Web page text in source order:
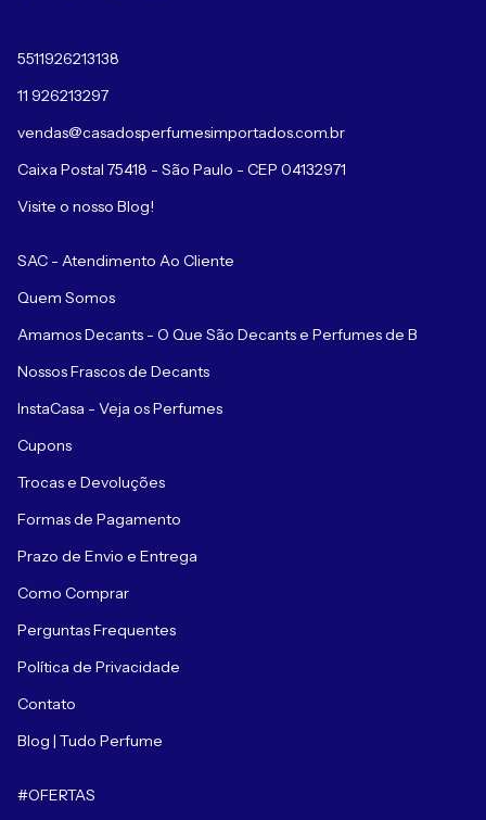
5511926213138
11 926213297
vendas@casadosperfumesimportados.com.br
Caixa Postal 75418 - São Paulo - CEP 04132971
Visite o nosso Blog!
SAC - Atendimento Ao Cliente
Quem Somos
Amamos Decants - O Que São Decants e Perfumes de B
Nossos Frascos de Decants
InstaCasa - Veja os Perfumes
Cupons
Trocas e Devoluções
Formas de Pagamento
Prazo de Envio e Entrega
Como Comprar
Perguntas Frequentes
Política de Privacidade
Contato
Blog | Tudo Perfume
#OFERTAS